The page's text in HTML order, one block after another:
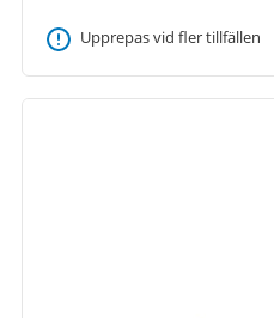
Upprepas vid fler tillfällen